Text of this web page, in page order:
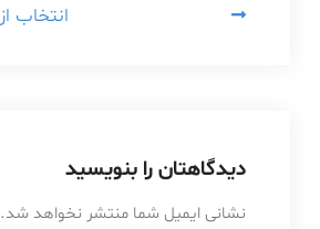
انتخاب از ۰.۳ تا ۰.۶ میل
دیدگاهتان را بنویسید
نشانی ایمیل شما منتشر نخواهد شد.